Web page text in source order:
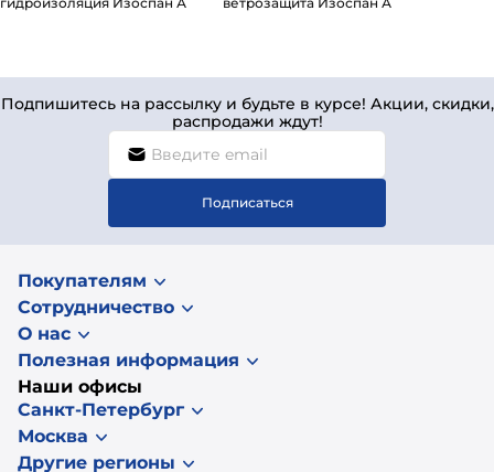
Подпишитесь на рассылку и будьте в курсе! Акции, скидки,
распродажи ждут!
Подписаться
Покупателям
Сотрудничество
О нас
Полезная информация
Наши офисы
Санкт-Петербург
Москва
Другие регионы